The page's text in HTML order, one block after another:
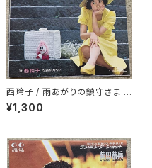
西玲子 / 雨あがりの鎮守さま プ
ロモ
¥1,300